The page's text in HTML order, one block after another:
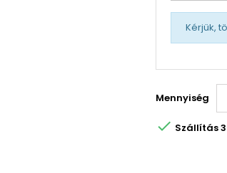
Kérjük,
Mennyiség
 Szállítás